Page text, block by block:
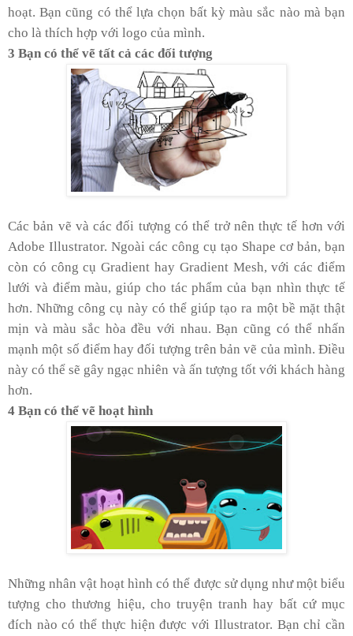
hoạt. Bạn cũng có thể lựa chọn bất kỳ màu sắc nào mà bạn
cho là thích hợp với logo của mình.
3 Bạn có thể vẽ tất cả các đối tượng
Các bản vẽ và các đối tượng có thể trở nên thực tế hơn với
Adobe Illustrator. Ngoài các công cụ tạo Shape cơ bản, bạn
còn có công cụ Gradient hay Gradient Mesh, với các điểm
lưới và điểm màu, giúp cho tác phẩm của bạn nhìn thực tế
hơn. Những công cụ này có thể giúp tạo ra một bề mặt thật
mịn và màu sắc hòa đều với nhau. Bạn cũng có thể nhấn
mạnh một số điểm hay đối tượng trên bản vẽ của mình. Điều
này có thể sẽ gây ngạc nhiên và ấn tượng tốt với khách hàng
hơn.
4 Bạn có thể vẽ hoạt hình
Những nhân vật hoạt hình có thể được sử dụng như một biểu
tượng cho thương hiệu, cho truyện tranh hay bất cứ mục
đích nào có thể thực hiện được với Illustrator. Bạn chỉ cần